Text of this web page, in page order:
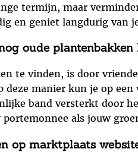
termijn, maar
en geniet langdurig van
oude
te vinden, is door
manier kun je op
band versterkt door
als jouw
op marktplaats